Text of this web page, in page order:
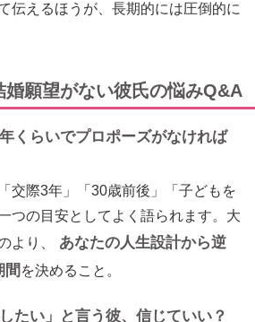
伝えるほうが、長期的には圧倒的に
願望がない彼氏の悩みQ&A
くらいでプロポーズがなければ
交際3年」「30歳前後」「子どもを
つの目安としてよく語られます。大
より、
あなたの人生設計から逆
間 を決めること。
たい」と言う彼、信じていい？